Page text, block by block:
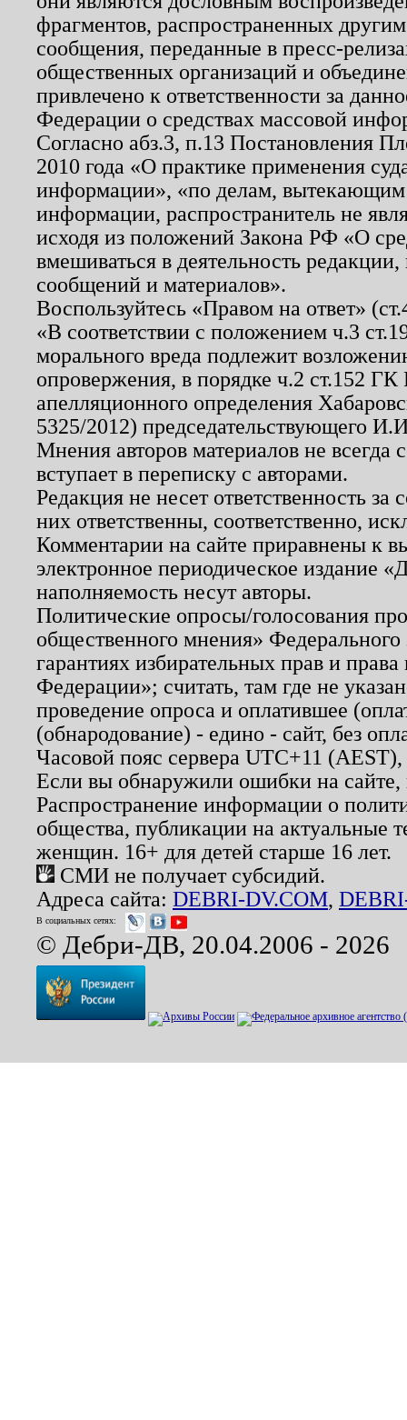
фрагментов, распространенных
сообщения, переданные в пресс-
общественных организаций и
привлечено к ответственности за
Федерации о средствах массовой
Согласно абз.3, п.13 Постановления
2010 года «О практике применения
информации», «по делам, вытекающим
информации, распространитель не
исходя из положений Закона РФ «О
вмешиваться в деятельность
сообщений и материалов».
Воспользуйтесь «Правом на ответ»
«В соответствии с положением ч.3
морального вреда подлежит
опровержения, в порядке ч.2 ст.152
апелляционного определения
5325/2012) председательствующего
Мнения авторов материалов не
вступает в переписку с авторами.
Редакция не несет ответственность
них ответственны, соответственно,
Комментарии на сайте приравнены к
электронное периодическое издание
наполняемость несут авторы.
Политические опросы/голосования
общественного мнения»
гарантиях избирательных прав и
Федерации»; считать, там где не
проведение опроса и оплатившее
(обнародование) - едино - сайт, без
Часовой пояс сервера UTC+11
Если вы обнаружили ошибки на
Распространение информации о
общества, публикации на актуальные
женщин. 16+ для детей старше 16 лет.
СМИ не получает субсидий.
Адреса сайта: DEBRI-DV.COM,
В социальных сетях:
© Дебри-ДВ, 20.04.2006 - 2026